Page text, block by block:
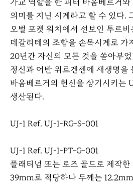
가교 역할을 한 피터 바움베르거
의미를 지닌 시계라고 할 수 있다.
오벌 포켓 워치에서 선보인 투르
데갈리테의 조합을 손목시계로 가
20년간 자신의 모든 것을 쏟아부
정신과 어반 위르겐센에 새생명을
바움베르거의 헌신을 상기시키는
생산된다.
UJ-1 Ref. UJ-1-RG-S-001
UJ-1 Ref. UJ-1-PT-G-001
플래티넘 또는 로즈 골드로 제작
39mm로 적당하나 두께는